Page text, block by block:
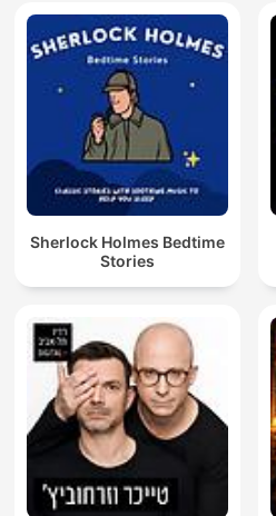
Sherlock Holmes Bedtime
Stories